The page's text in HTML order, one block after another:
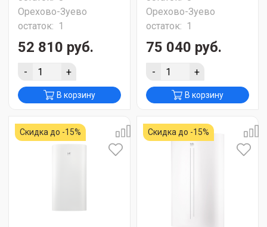
Орехово-Зуево
остаток: 1
52 810 руб.
- +
В корзину
Орехово-Зуево
остаток: 1
75 040 руб.
- +
В корзину
Скидка до -15% Скидка до -15%